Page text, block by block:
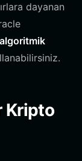
dayanan
algoritmik
Kripto